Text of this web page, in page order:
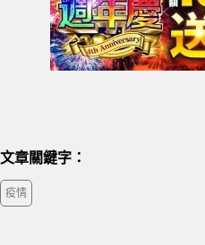
文章關鍵字：
疫情